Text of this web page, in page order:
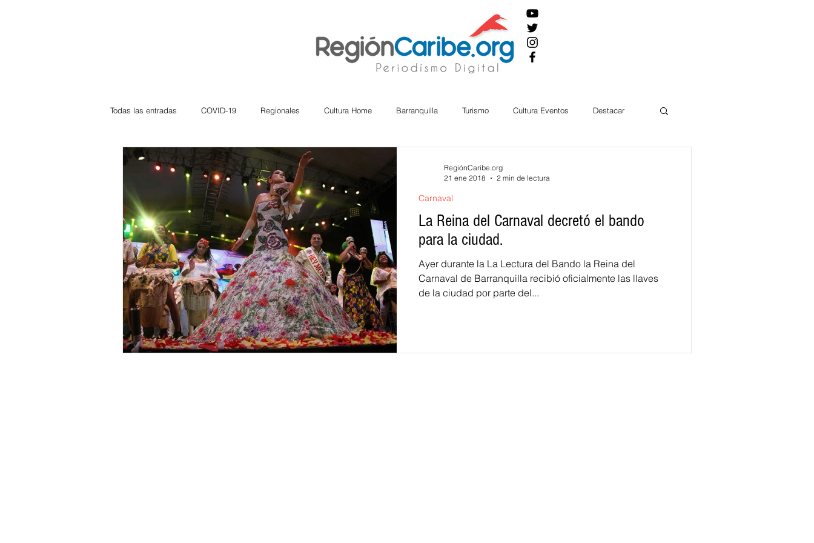
Todas las entradas COVID-19 Regionales Cultura Home Barranquilla Turismo Cultura Eventos Destacar
Deportes Atlántico La Guajira Cesar
Córdoba Bloggeros Hermanos Mayores Economía
Carnaval Educación BID BIENESTAR AMBIENTAL
La Reina del Carnaval decretó el bando
para la ciudad.
Ayer durante la La Lectura del Bando la Reina del
Carnaval de Barranquilla recibió oficialmente las llaves
de la ciudad por parte del...
Carnaval
RegiónCaribe.org
21 ene 2018
2 min de lectura